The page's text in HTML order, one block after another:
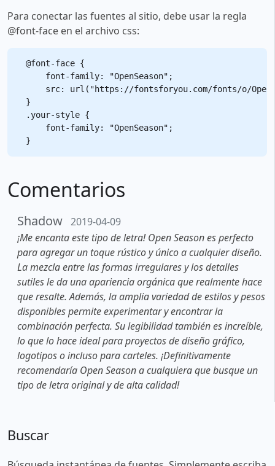
Para conectar las fuentes al sitio, debe usar la regla
@font-face en el archivo css:
@font-face {
    font-family: "OpenSeason";
src: url("https://fontsforyou.com/fonts/o/
}
.your-style {
    font-family: "OpenSeason";
Comentarios
Shadow 2019-04-09
¡Me encanta este tipo de letra! Open Season es perfecto
para agregar un toque rústico y único a cualquier diseño.
La mezcla entre las formas irregulares y los detalles
sutiles le da una apariencia orgánica que realmente hace
que resalte. Además, la amplia variedad de estilos y pesos
disponibles permite experimentar y encontrar la
combinación perfecta. Su legibilidad también es increíble,
lo que lo hace ideal para proyectos de diseño gráfico,
logotipos o incluso para carteles. ¡Definitivamente
recomendaría Open Season a cualquiera que busque un
tipo de letra original y de alta calidad!
Buscar